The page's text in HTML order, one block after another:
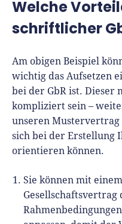
Welche
schriftlicher
Am obigen Beispiel
wichtig das Aufsetzen
bei der GbR ist. Dieser
kompliziert sein –
unseren Mustervertrag
sich bei der Erstellung
orientieren können.
Sie können mit
Gesellschaftsvertrag